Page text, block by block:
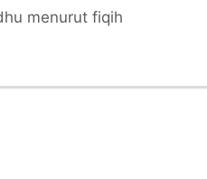
menurut fiqih